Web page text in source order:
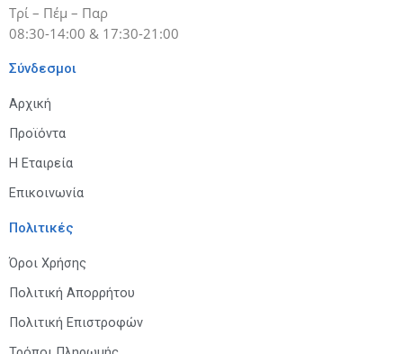
Τρί – Πέμ – Παρ
08:30-14:00 & 17:30-21:00
Σύνδεσμοι
Αρχική
Προϊόντα
Η Εταιρεία
Επικοινωνία
Πολιτικές
Όροι Χρήσης
Πολιτική Απορρήτου
Πολιτική Επιστροφών